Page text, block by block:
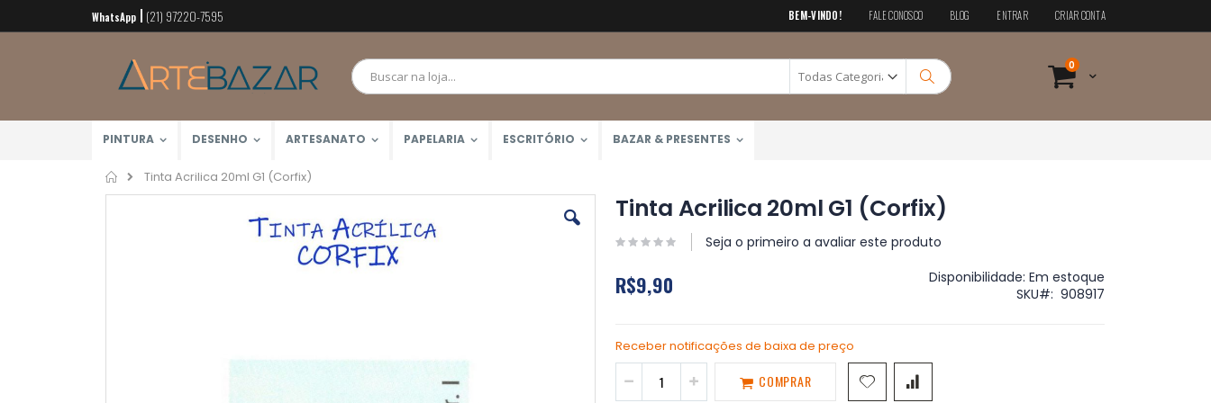
Pular
para
conteúdo
BEM-VINDO! FALE CONOSCO BLOG ENTRAR CRIAR CONTA
Cart
0 itens
Pesquisa
WhatsApp (21) 97220-7595
PINTURA DESENHO ARTESANATO PAPELARIA ESCRITÓRIO BAZAR & PRESENTES
Home
Tinta Acrilica 20ml G1 (Corfix)
Pular
Tinta Acrilica 20ml G1 (Corfix)
Seja o primeiro a avaliar este produto
R$9,90 Disponibilidade: Em estoque
SKU
908917
Receber notificações de baixa de preço
COMPRAR